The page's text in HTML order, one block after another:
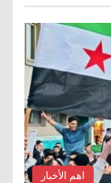
اهم الأخبار